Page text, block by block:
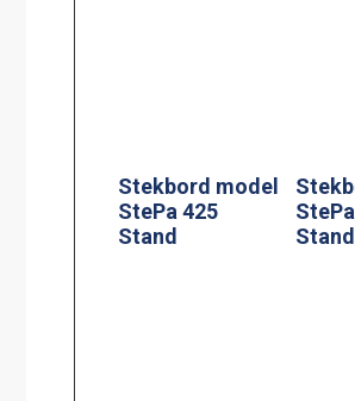
Stekbord model
StePa 425
Stand
Stand